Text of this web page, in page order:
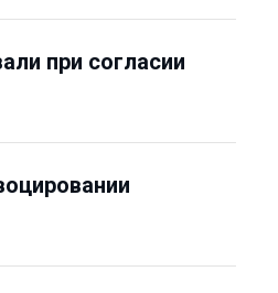
при согласии